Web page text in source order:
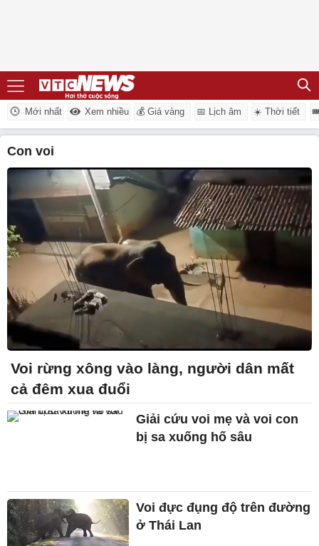
Mới nhất Xem nhiều 💰 Giá vàng 📅 Lịch âm ☀️ Thời tiết
con voi
Voi rừng xông vào làng, người dân mất
cả đêm xua đuổi
Giải cứu voi mẹ và voi con
bị sa xuống hố sâu
Voi đực đụng độ trên đường
ở Thái Lan